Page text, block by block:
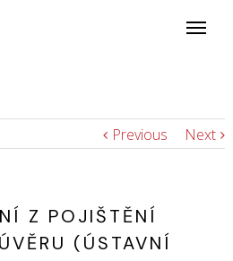
Previous Next
Z POJIŠTĚNÍ
(ÚSTAVNÍ